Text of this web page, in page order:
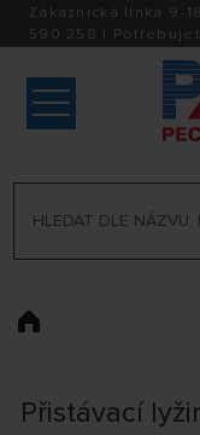
Zákaznická linka 9-
590 258 |
Přistávací